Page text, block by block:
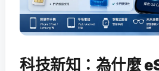
科技新知：為什麼